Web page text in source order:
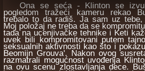
Ona se seća - Klinton se
pogledom tražeći kameru rekao
trebalo to da radiš. Ja sam uz tebe,
Moj položaj ne treba da se
tada na ucenjivačke tehnike i Keti
uvek bili kompromitovani putem
seksualnih aktivnosti kao što i
Beomijn Grouva'. Nakon ovog
razmatrali mogućnost uvođenja
na ovu scenu zlostavljanja dece.